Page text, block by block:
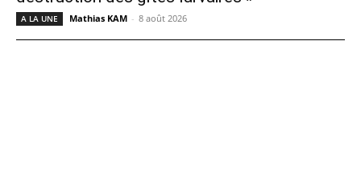
A LA UNE Mathias KAM - 8 août 2026